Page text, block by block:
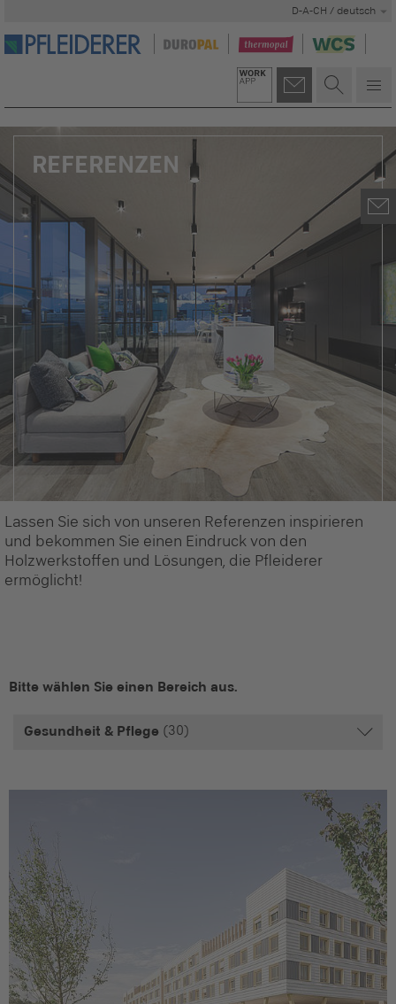
D-A-CH / deutsch
REFERENZEN
Lassen Sie sich von unseren Referenzen inspirieren
und bekommen Sie einen Eindruck von den
Holzwerkstoffen und Lösungen, die Pfleiderer
ermöglicht!
Bitte wählen Sie einen Bereich aus.
Gesundheit & Pflege (30)